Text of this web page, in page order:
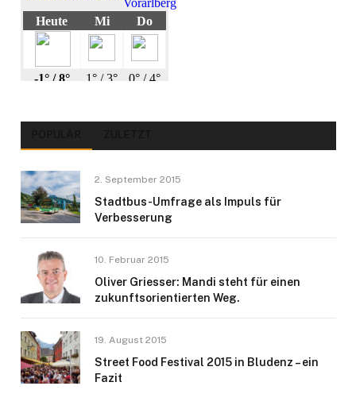
2. September 2015
Stadtbus-Umfrage als Impuls für
Verbesserung
10. Februar 2015
Oliver Griesser: Mandi steht für einen
zukunftsorientierten Weg.
19. August 2015
Street Food Festival 2015 in Bludenz – ein
Fazit